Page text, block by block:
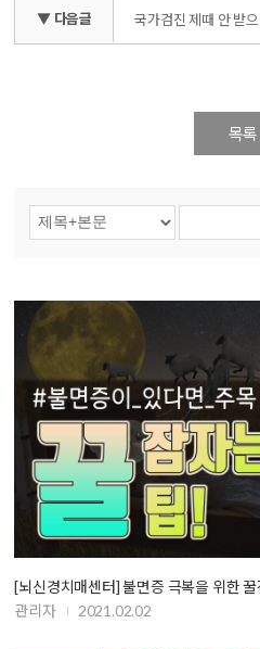
▼ 다음글
목록
[뇌신경치매센터] 불면증 극복을 위한
관리자
2021.02.02